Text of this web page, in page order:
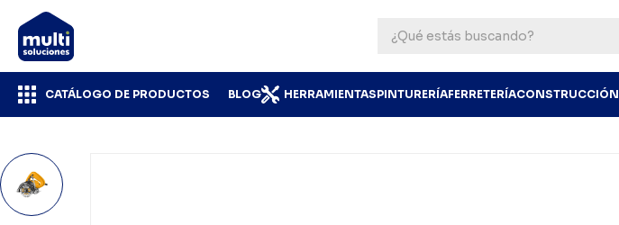
CATÁLOGO DE PRODUCTOS BLOG HERRAMIENTASPINTURERÍAFERRETERÍACONSTRUCCIÓN